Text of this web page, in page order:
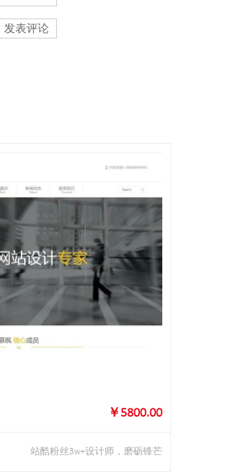
发表评论
预览
￥5800.00
站酷粉丝3w+设计师，磨砺锋芒